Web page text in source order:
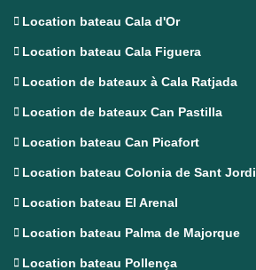
Location bateau Cala d'Or
Location bateau Cala Figuera
Location de bateaux à Cala Ratjada
Location de bateaux Can Pastilla
Location bateau Can Picafort
Location bateau Colonia de Sant Jordi
Location bateau El Arenal
Location bateau Palma de Majorque
Location bateau Pollença